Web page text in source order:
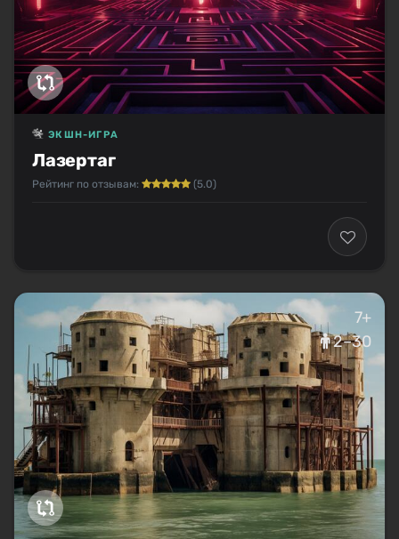
Лазертаг
ЭКШН-ИГРА
Рейтинг по отзывам: (5.0)
7+
2–30